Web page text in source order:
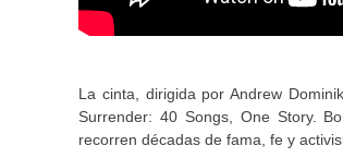
La cinta, dirigida por Andrew
Surrender: 40 Songs, One Story.
recorren décadas de fama, fe y